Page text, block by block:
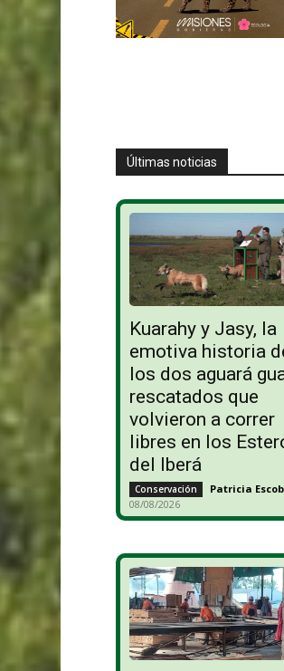
Últimas noticias
Kuarahy y Jasy, la
emotiva historia
los dos aguará
rescatados que
volvieron a correr
libres en los
del Iberá
Conservación Patricia
08/08/2026